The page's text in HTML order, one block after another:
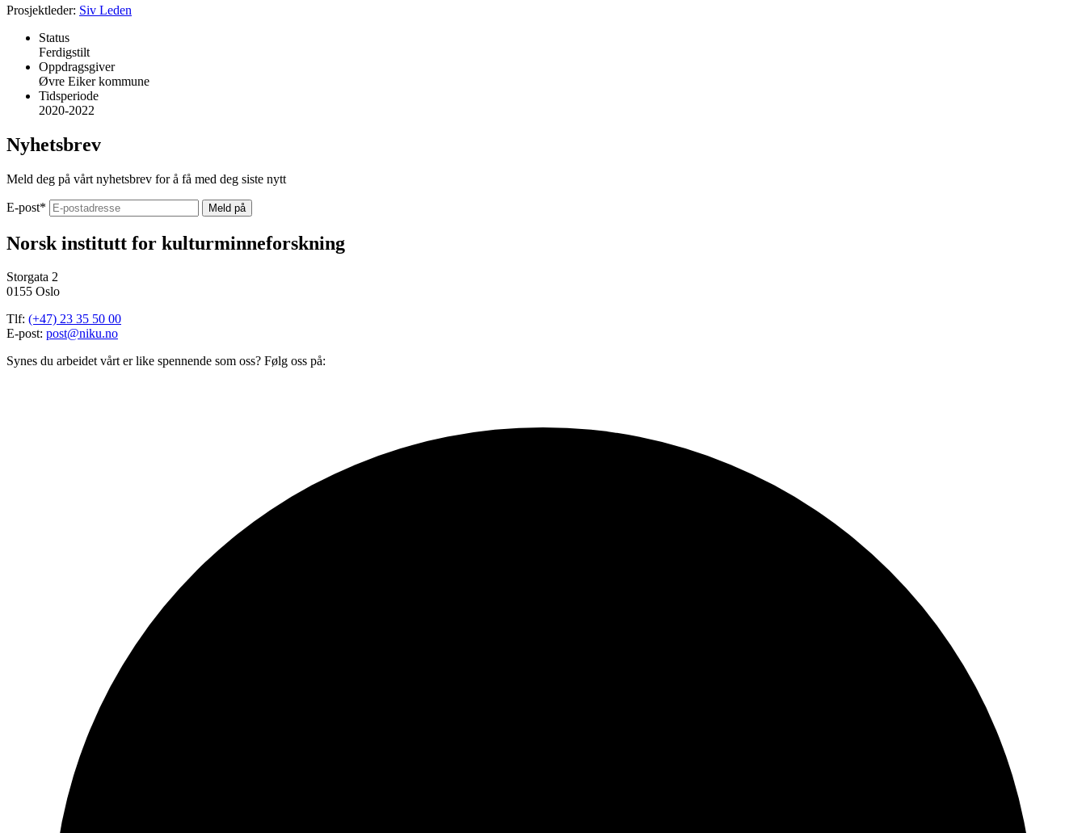
Prosjektleder: Siv Leden
Status
Ferdigstilt
Oppdragsgiver
Øvre Eiker kommune
Tidsperiode
2020-2022
Nyhetsbrev
Meld deg på vårt nyhetsbrev for å få med deg siste nytt
E-post*
Norsk institutt for kulturminneforskning
Storgata 2
0155 Oslo
Tlf: (+47) 23 35 50 00
E-post: post@niku.no
Synes du arbeidet vårt er like spennende som oss? Følg oss på: